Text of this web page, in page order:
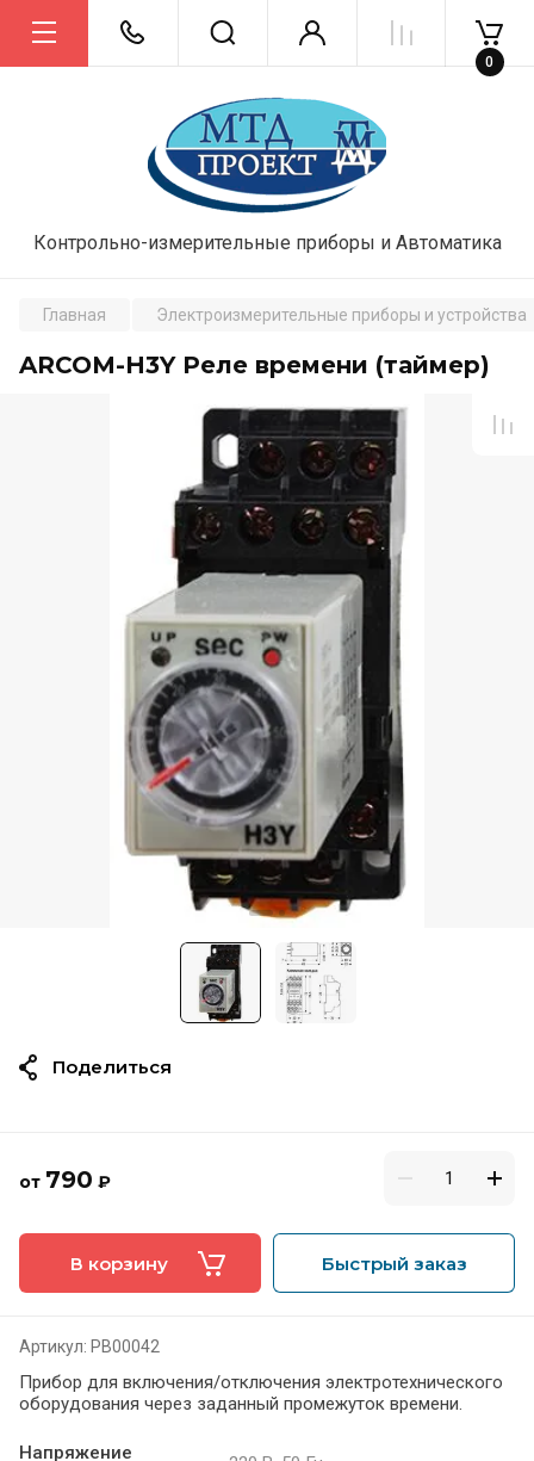
Контрольно-измерительные приборы и Автоматика
0
Главная Электроизмерительные приборы и устройства
ARCOM-H3Y Реле времени (таймер)
от 790 ₽
В корзину Быстрый заказ
Артикул: РВ00042
Прибор для включения/отключения электротехнического
оборудования через заданный промежуток времени.
Напряжение
Поделиться